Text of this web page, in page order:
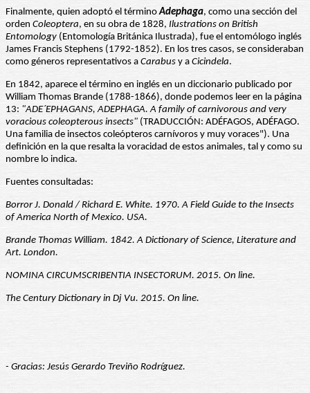
Finalmente, quien adoptó el términoAdephaga, como una sección del
orden Coleoptera, en su obra de 1828, Ilustrations on British
Entomology (Entomología Británica Ilustrada), fue el entomólogo inglés
James Francis Stephens (1792-1852). En los tres casos, se consideraban
como géneros representativos a Carabus y a Cicindela.
En 1842, aparece el término en inglés en un diccionario publicado por
William Thomas Brande (1788-1866), donde podemos leer en la página
13: "ADE´EPHAGANS, ADEPHAGA. A family of carnivorous and very
voracious coleopterous insects" (TRADUCCIÓN: ADÉFAGOS, ADÉFAGO.
Una familia de insectos coleópteros carnívoros y muy voraces"). Una
definición en la que resalta la voracidad de estos animales, tal y como su
nombre lo indica.
Fuentes consultadas:
Borror J. Donald / Richard E. White. 1970. A Field Guide to the Insects
of America North of Mexico. USA.
Brande Thomas William. 1842. A Dictionary of Science, Literature and
Art. London.
NOMINA CIRCUMSCRIBENTIA INSECTORUM. 2015. On line.
The Century Dictionary in Dj Vu. 2015. On line.
- Gracias: Jesús Gerardo Treviño Rodríguez.